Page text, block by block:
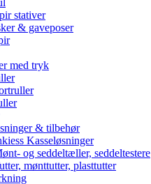
stativer
& gaveposer
med tryk
& tilbehør
Kasseløsninger
og seddeltæller, seddeltestere
mønttutter, plasttutter